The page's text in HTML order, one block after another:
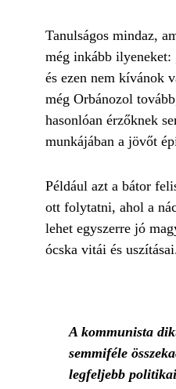
Tanulságos mindaz,
még inkább ilyeneket:
és ezen nem kívánok
még Orbánozol
hasonlóan érzőknek
munkájában a jövőt
Például azt a bátor
ott folytatni, ahol a
lehet egyszerre jó
ócska vitái és
A kommunista
semmiféle
legfeljebb